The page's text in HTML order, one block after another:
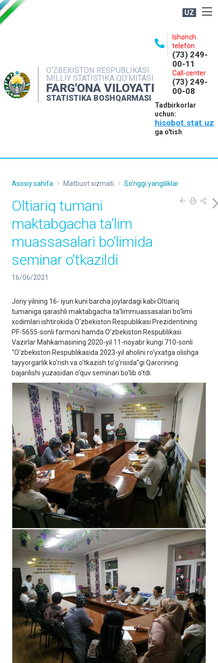
UZ
O‘ZBEKISTON RESPUBLIKASI
MILLIY STATISTIKA QO‘MITASI
FARG'ONA VILOYATI
STATISTIKA BOSHQARMASI
Ishonch
telefon
(73) 249-
00-11
Call-center
(73) 249-
00-08
Tadbirkorlar
uchun:
hisobot.stat.uz
ga o'tish
NASHRLAR
INTERAKTIV XIZMATLAR
MATBUOT XIZMATI
Asosiy sahifa Matbuot xizmati So'nggi yangiliklar
Oltiariq tumani
maktabgacha ta‘lim
muassasalari bo‘limida
seminar o‘tkazildi
16/06/2021
Joriy yilning 16- iyun kuni barcha joylardagi kabi Oltiariq
tumaniga qarashli maktabgacha ta‘limmuassasalari bo‘limi
xodimlari ishtirokida O‘zbekiston Respublikasi Prezidentining
PF-5655-sonli farmoni hamda O‘zbekiston Respublikasi
Vazirlar Mahkamasining 2020-yil 11-noyabr kungi 710-sonli
“O‘zbekiston Respublikasida 2023-yil aholini ro‘yxatga olishga
tayyorgarlik ko‘rish va o‘tkazish to‘g‘risida”gi Qarorining
bajarilishi yuzasidan o‘quv seminari bo‘lib o‘tdi.